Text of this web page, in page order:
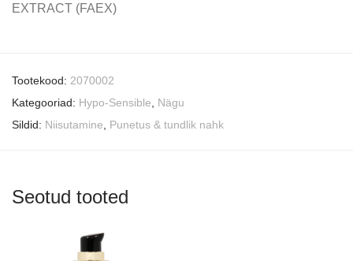
EXTRACT (FAEX)
Tootekood: 2070002
Kategooriad: Hypo-Sensible
Nägu
Sildid: Niisutamine Punetus & tundlik nahk
Seotud tooted